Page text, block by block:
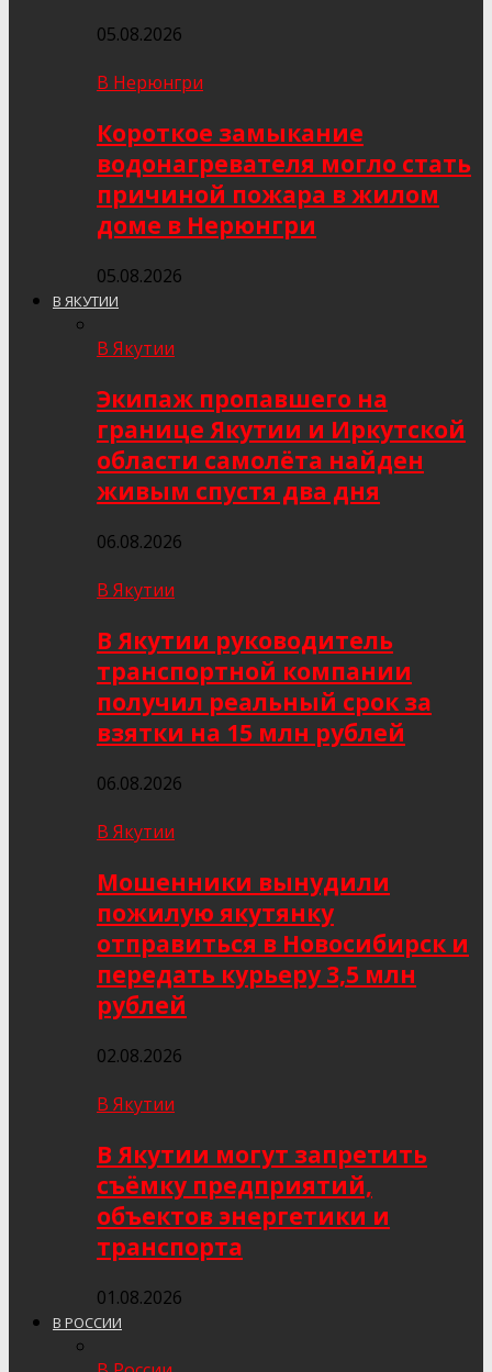
05.08.2026
В Нерюнгри
Короткое замыкание
водонагревателя могло стать
причиной пожара в жилом
доме в Нерюнгри
05.08.2026
В ЯКУТИИ
В Якутии
Экипаж пропавшего на
границе Якутии и Иркутской
области самолёта найден
живым спустя два дня
06.08.2026
В Якутии
В Якутии руководитель
транспортной компании
получил реальный срок за
взятки на 15 млн рублей
06.08.2026
В Якутии
Мошенники вынудили
пожилую якутянку
отправиться в Новосибирск и
передать курьеру 3,5 млн
рублей
02.08.2026
В Якутии
В Якутии могут запретить
съёмку предприятий,
объектов энергетики и
транспорта
01.08.2026
В РОССИИ